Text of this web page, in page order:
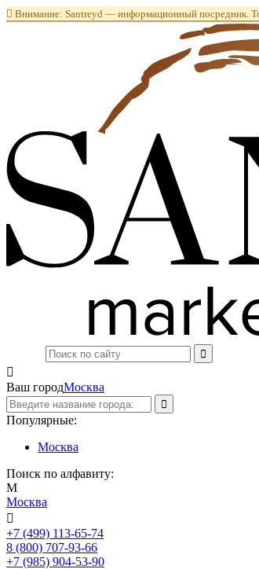
 Внимание: Santreyd — информационный посредник.

Ваш городМосква
Популярные:
Москва
Поиск по алфавиту:
М
Москва

+7 (499) 113-65-74
8 (800) 707-93-66
+7 (985) 904-53-90